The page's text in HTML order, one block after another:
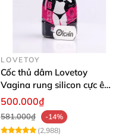
LOVETOY
Cốc thủ dâm Lovetoy
Vagina rung silicon cực êm
dịu
500.000₫
581.000₫
-14%
(2,988)